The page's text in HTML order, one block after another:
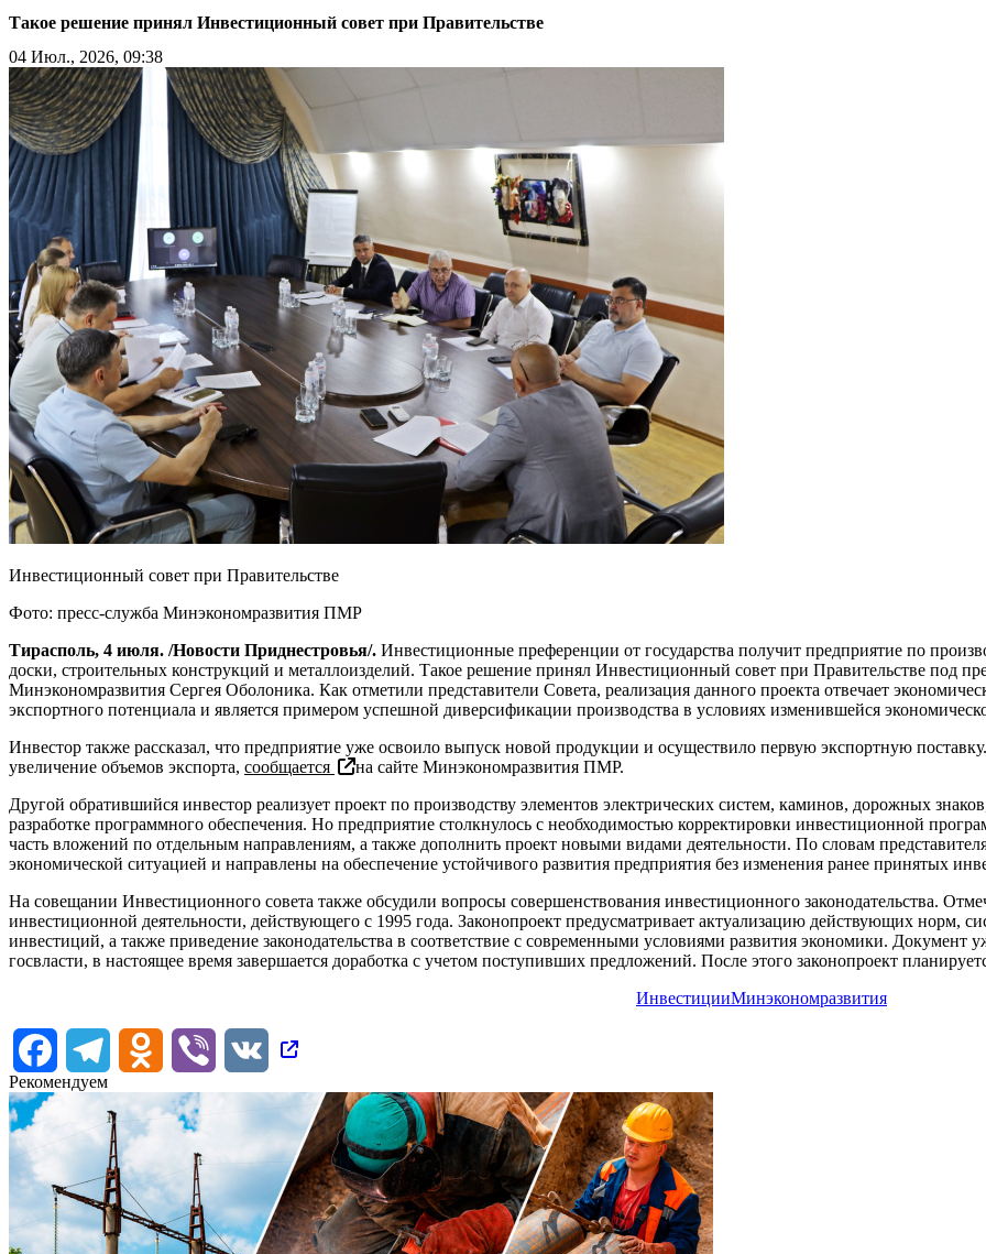
Такое решение принял Инвестиционный совет при Правительстве
04 Июл., 2026, 09:38
Инвестиционный совет при Правительстве
Фото: пресс-служба Минэкономразвития ПМР
Тирасполь, 4 июля. /Новости Приднестровья/. Инвестиционные преференции от государства получит предприятие по
доски, строительных конструкций и металлоизделий. Такое решение принял Инвестиционный совет при Правительстве под
Минэкономразвития Сергея Оболоника. Как отметили представители Совета, реализация данного проекта отвечает
экспортного потенциала и является примером успешной диверсификации производства в условиях изменившейся
Инвестор также рассказал, что предприятие уже освоило выпуск новой продукции и осуществило первую экспортную
увеличение объемов экспорта, сообщается
на сайте Минэкономразвития ПМР.
Другой обратившийся инвестор реализует проект по производству элементов электрических систем, каминов, дорожных
разработке программного обеспечения. Но предприятие столкнулось с необходимостью корректировки инвестиционной
часть вложений по отдельным направлениям, а также дополнить проект новыми видами деятельности. По словам
экономической ситуацией и направлены на обеспечение устойчивого развития предприятия без изменения ранее принятых
На совещании Инвестиционного совета также обсудили вопросы совершенствования инвестиционного законодательства.
инвестиционной деятельности, действующего с 1995 года. Законопроект предусматривает актуализацию действующих норм,
инвестиций, а также приведение законодательства в соответствие с современными условиями развития экономики. Документ
госвласти, в настоящее время завершается доработка с учетом поступивших предложений. После этого законопроект
ИнвестицииМинэкономразвития
FacebookTelegram Odnoklassniki
Viber
VK
Рекомендуем